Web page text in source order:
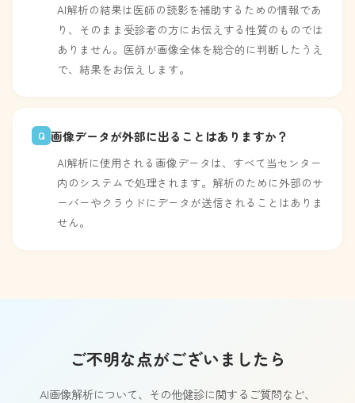
AI解析の結果は医師の読影を補助するための情報であ
り、そのまま受診者の方にお伝えする性質のものでは
ありません。医師が画像全体を総合的に判断したうえ
で、結果をお伝えします。
Q 画像データが外部に出ることはありますか？
AI解析に使用される画像データは、すべて当センター
内のシステムで処理されます。解析のために外部のサ
ーバーやクラウドにデータが送信されることはありま
せん。
ご不明な点がございましたら
AI画像解析について、その他健診に関するご質問など、